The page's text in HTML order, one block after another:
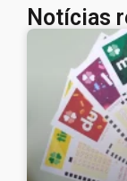
Notícias